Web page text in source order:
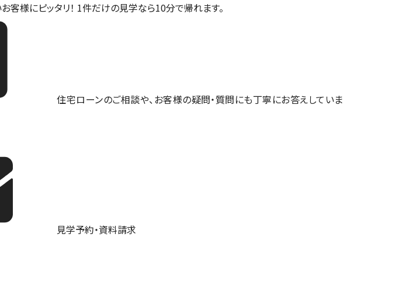
客様にピッタリ！ 1件だけの見学なら10分で帰れます。
住宅ローンのご相談や、お客様の疑問・質問にも丁寧にお答えしていま
見学予約・資料請求